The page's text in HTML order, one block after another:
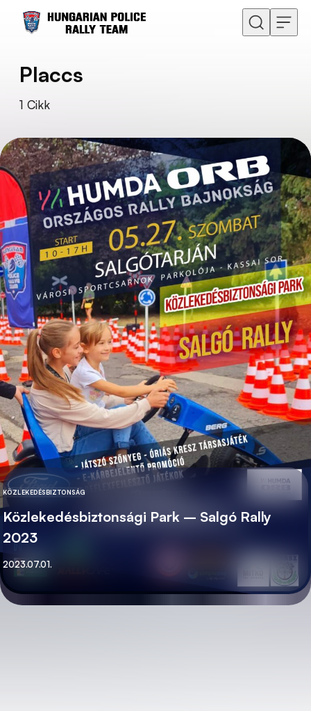
Ugrás a tartalomhoz
Placcs
1 Cikk
KATEGÓRIA
KÖZLEKEDÉSBIZTONSÁG
Közlekedésbiztonsági Park – Salgó Rally
2023
Közzétett
2023.07.01.